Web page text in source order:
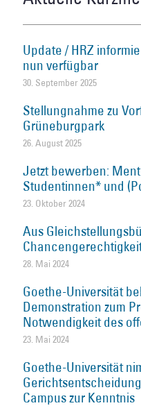
Update / HRZ
nun verfügbar
30. September 2025
Stellungnahme zu
Grüneburgpark
26. August 2025
Jetzt bewerben:
Studentinnen* und
23. Oktober 2024
Aus
28. Mai 2024
Goethe-Universität
Demonstration zum
Notwendigkeit des
23. Mai 2024
Goethe-Universität
Campus zur Kenntnis